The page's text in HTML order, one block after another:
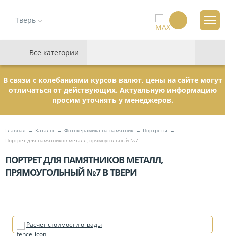
Тверь
Все категории
В связи с колебаниями курсов валют, цены на сайте могут
отличаться от действующих. Актуальную информацию
просим уточнять у менеджеров.
Главная Каталог Фотокерамика на памятник
Портреты
Портрет для памятников металл, прямоугольный №7
ПОРТРЕТ ДЛЯ ПАМЯТНИКОВ МЕТАЛЛ,
ПРЯМОУГОЛЬНЫЙ №7 В ТВЕРИ
Расчёт стоимости ограды